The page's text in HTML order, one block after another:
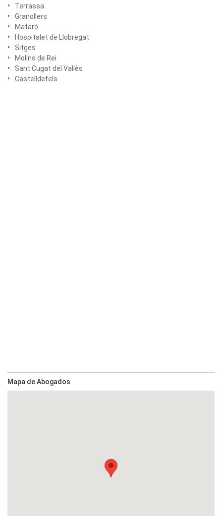
Terrassa
Granollers
Mataró
Hospitalet de Llobregat
Sitges
Molins de Rei
Sant Cugat del Vallès
Castelldefels
Mapa de Abogados